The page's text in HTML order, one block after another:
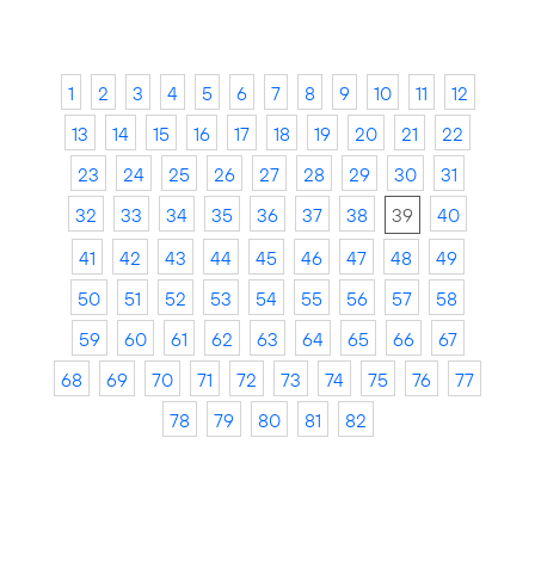
1 2 3 4 5 6 7 8 9 10 11
12
13
14 15 16 17 18 19 20 21
22
23
24 25 26 27 28 29 30
31
32
33 34 35 36 37 38 39
40
41
42 43 44 45 46 47 48
49
50
51 52 53 54 55 56 57
58
59
60 61 62 63 64 65 66
67
68
69 70 71 72 73 74 75 76
77
78
79 80 81 82